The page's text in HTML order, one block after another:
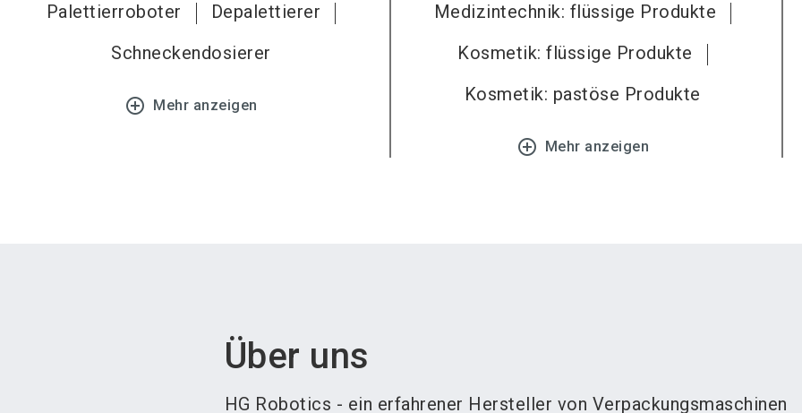
Palettierroboter
Depalettierer
Schneckendosierer
add_circle_outline Mehr anzeigen
Medizintechnik: flüssige Produkte
Kosmetik: flüssige Produkte
Kosmetik: pastöse Produkte
add_circle_outline Mehr anzeigen
Über uns
HG Robotics - ein erfahrener Hersteller von Verpackungsmaschinen